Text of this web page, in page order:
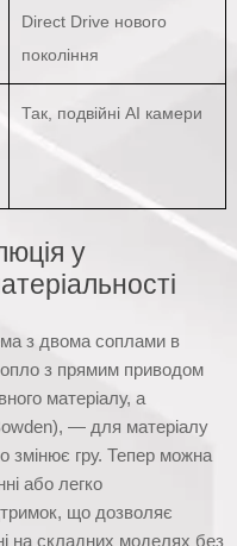
Direct Drive нового
покоління
Так, подвійні AI камери
у
з двома соплами в
з прямим приводом
матеріалу, а
— для матеріалу
змінює гру. Тепер можна
або легко
що дозволяє
на складних моделях без